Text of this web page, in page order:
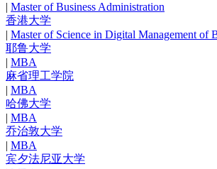
| Master of Business Administration
香港大学
| Master of Science in Digital Management of
耶鲁大学
| MBA
麻省理工学院
| MBA
哈佛大学
| MBA
乔治敦大学
| MBA
宾夕法尼亚大学